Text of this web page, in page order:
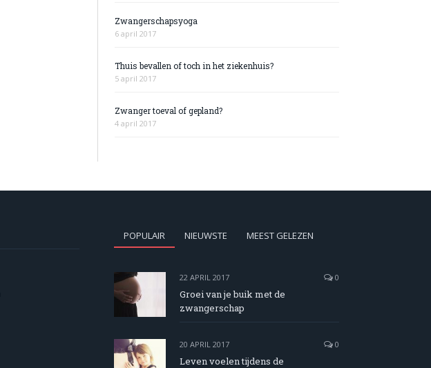
Zwangerschapsyoga
6 april 2017
Thuis bevallen of toch in het ziekenhuis?
5 april 2017
Zwanger toeval of gepland?
4 april 2017
POPULAIR NIEUWSTE MEEST GELEZEN
22 APRIL 2017 0
Groei van je buik met de
zwangerschap
20 APRIL 2017 0
Leven voelen tijdens de